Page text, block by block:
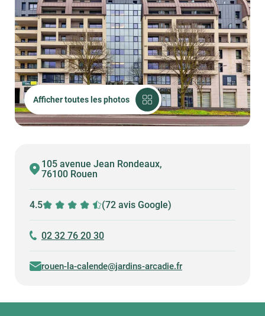
Afficher toutes les photos
105 avenue Jean Rondeaux,
76100 Rouen
4.5 (72 avis Google)
02 32 76 20 30
rouen-la-calende@jardins-arcadie.fr